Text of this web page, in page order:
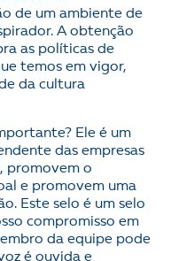
de um ambiente de
A obtenção
as políticas de
temos em vigor,
da cultura
Ele é um
das empresas
promovem o
e promovem uma
Este selo é um selo
compromisso em
da equipe pode
é ouvida e